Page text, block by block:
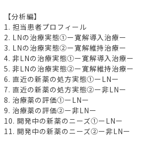
【分析編】
1. 担当患者プロフィール
2. LNの治療実態①ー寛解導入治療ー
3. LNの治療実態②ー寛解維持治療ー
4. 非LNの治療実態①ー寛解導入治療ー
5. 非LNの治療実態②ー寛解維持治療ー
6. 直近の新薬の処方実態①ーLNー
7. 直近の新薬の処方実態②ー非LNー
8. 治療薬の評価①ーLNー
9. 治療薬の評価②ー非LNー
10. 開発中の新薬のニーズ①ーLNー
11. 開発中の新薬のニーズ②ー非LNー